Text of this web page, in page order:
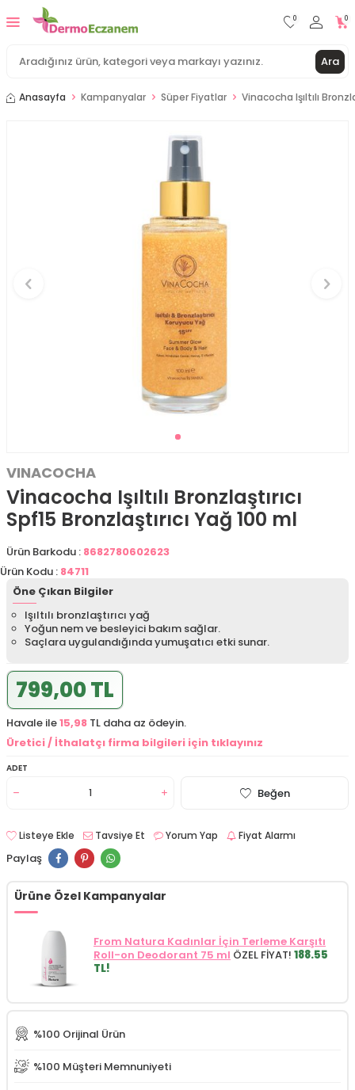
Ara
0 0
Anasayfa Kampanyalar Süper Fiyatlar Vinacocha Işıltılı
VINACOCHA
Vinacocha Işıltılı Bronzlaştırıcı
Spf15 Bronzlaştırıcı Yağ 100 ml
Ürün Barkodu : 8682780602623
Ürün Kodu : 84711
Öne Çıkan Bilgiler
Işıltılı bronzlaştırıcı yağ
Yoğun nem ve besleyici bakım sağlar.
Saçlara uygulandığında yumuşatıcı etki sunar.
799,00 TL
Havale ile15,98 TL daha az ödeyin.
Üretici / İthalatçı firma bilgileri için tıklayınız
ADET
Beğen
Listeye Ekle Tavsiye Et Yorum Yap Fiyat Alarmı
Paylaş
Ürüne Özel Kampanyalar
From Natura Kadınlar İçin Terleme Karşıtı
Roll-on Deodorant 75 ml ÖZEL FİYAT! 188.55
TL!
%100 Orijinal Ürün
%100 Müşteri Memnuniyeti